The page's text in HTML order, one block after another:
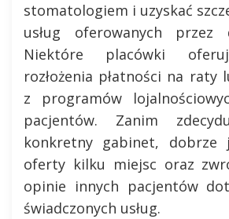
stomatologiem i uzyskać
usług oferowanych przez
Niektóre placówki
rozłożenia płatności na raty
z programów
pacjentów. Zanim
konkretny gabinet, dobrze
oferty kilku miejsc oraz
opinie innych pacjentów
świadczonych usług.